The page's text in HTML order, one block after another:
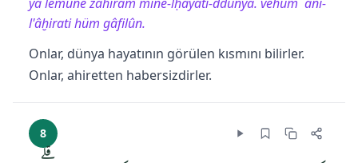
l'âḫirati hüm gâfilûn.
Onlar, dünya hayatının görülen kısmını bilirler.
Onlar, ahiretten habersizdirler.
8